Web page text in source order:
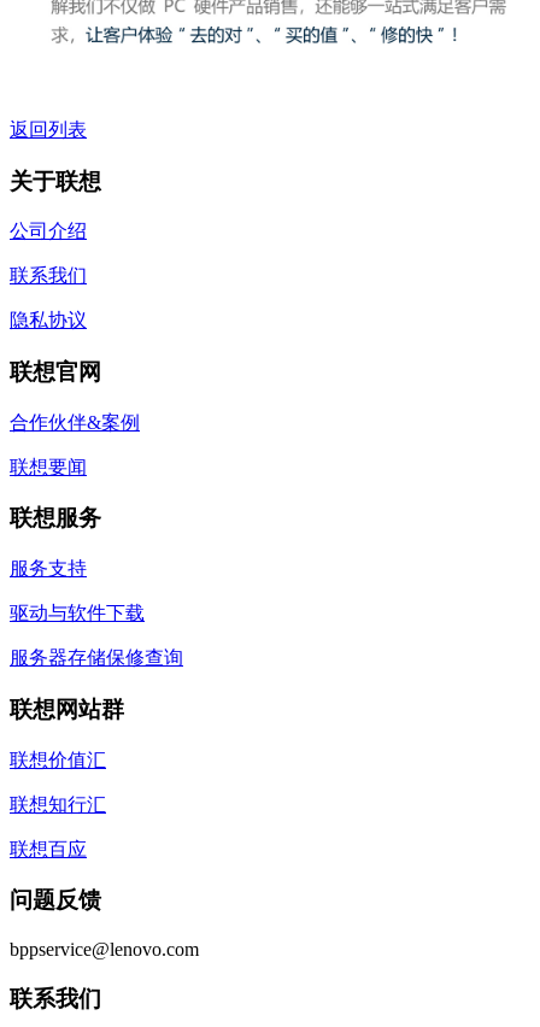
返回列表
关于联想
公司介绍
联系我们
隐私协议
联想官网
合作伙伴&案例
联想要闻
联想服务
服务支持
驱动与软件下载
服务器存储保修查询
联想网站群
联想价值汇
联想知行汇
联想百应
问题反馈
bppservice@lenovo.com
联系我们